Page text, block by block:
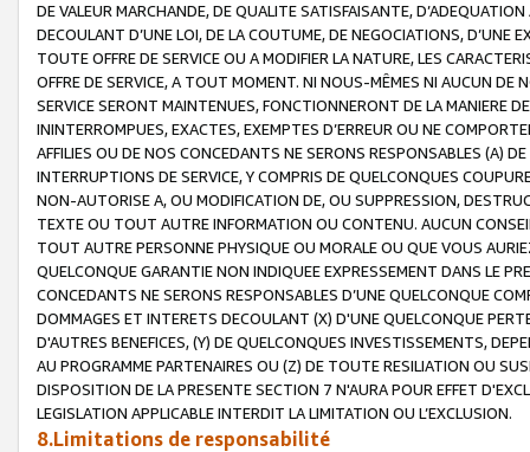
DE VALEUR MARCHANDE, DE QUALITE SATISFAISANTE,
DECOULANT D’UNE LOI, DE LA COUTUME, DE NEGOCIATIONS, D’UNE
TOUTE OFFRE DE SERVICE OU A MODIFIER LA NATURE, LES
OFFRE DE SERVICE, A TOUT MOMENT. NI NOUS-MÊMES NI AUCUN DE
SERVICE SERONT MAINTENUES, FONCTIONNERONT DE LA MANIERE
ININTERROMPUES, EXACTES, EXEMPTES D’ERREUR OU NE
AFFILIES OU DE NOS CONCEDANTS NE SERONS RESPONSABLES (A)
INTERRUPTIONS DE SERVICE, Y COMPRIS DE QUELCONQUES
NON-AUTORISE A, OU MODIFICATION DE, OU SUPPRESSION,
TEXTE OU TOUT AUTRE INFORMATION OU CONTENU. AUCUN
TOUT AUTRE PERSONNE PHYSIQUE OU MORALE OU QUE VOUS
QUELCONQUE GARANTIE NON INDIQUEE EXPRESSEMENT DANS LE
CONCEDANTS NE SERONS RESPONSABLES D’UNE QUELCONQUE
DOMMAGES ET INTERETS DECOULANT (X) D'UNE QUELCONQUE
D'AUTRES BENEFICES, (Y) DE QUELCONQUES INVESTISSEMENTS,
AU PROGRAMME PARTENAIRES OU (Z) DE TOUTE RESILIATION OU
DISPOSITION DE LA PRESENTE SECTION 7 N'AURA POUR EFFET
LEGISLATION APPLICABLE INTERDIT LA LIMITATION OU L’EXCLUSION.
8.Limitations de responsabilité